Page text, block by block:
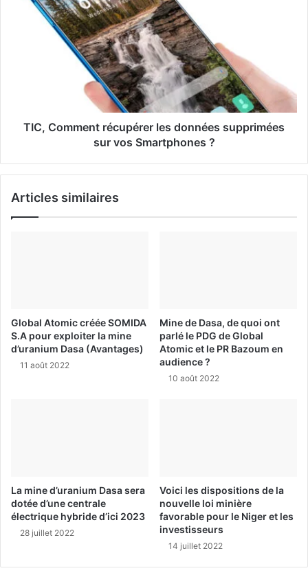
TIC, Comment récupérer les données supprimées
sur vos Smartphones ?
Articles similaires
Global Atomic créée SOMIDA
S.A pour exploiter la mine
d’uranium Dasa (Avantages)
11 août 2022
Mine de Dasa, de quoi ont
parlé le PDG de Global
Atomic et le PR Bazoum en
audience ?
10 août 2022
La mine d’uranium Dasa sera
dotée d’une centrale
électrique hybride d’ici 2023
28 juillet 2022
Voici les dispositions de la
nouvelle loi minière
favorable pour le Niger et les
investisseurs
14 juillet 2022